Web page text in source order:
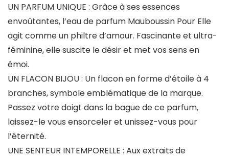
UN PARFUM UNIQUE : Grâce à ses essences
envoûtantes, l’eau de parfum Mauboussin Pour Elle
agit comme un philtre d’amour. Fascinante et ultra-
féminine, elle suscite le désir et met vos sens en
émoi.
UN FLACON BIJOU : Un flacon en forme d’étoile à 4
branches, symbole emblématique de la marque.
Passez votre doigt dans la bague de ce parfum,
laissez-le vous ensorceler et unissez-vous pour
l’éternité.
UNE SENTEUR INTEMPORELLE : Aux extraits de